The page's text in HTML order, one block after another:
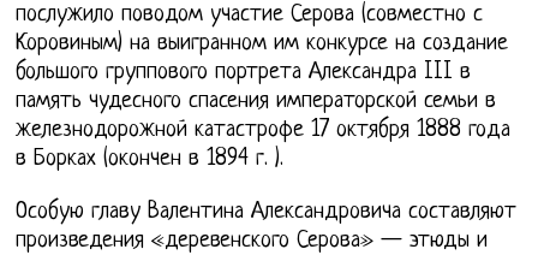
послужило поводом участие Серова (совместно с
Коровиным) на выигранном им конкурсе на создание
большого группового портрета Александра III в
память чудесного спасения императорской семьи в
железнодорожной катастрофе 17 октября 1888 года
в Борках (окончен в 1894 г. ).
Особую главу Валентина Александровича составляют
произведения «деревенского Серова» — этюды и